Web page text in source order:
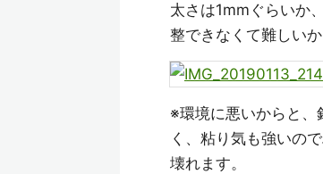
太さは1mmぐらいか
整できなくて難しいか
※環境に悪いからと、
く、粘り気も強いの
壊れます。